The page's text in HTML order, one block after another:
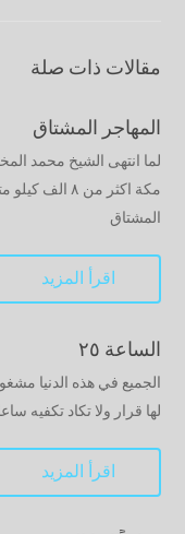
مقالات ذات صلة
المهاجر المشتاق
لما انتهى الشيخ محمد
المشتاق
اقرأ المزيد
الساعة ٢٥
الجميع في هذه الدنيا
لها قرار ولا تكاد تكفيه ساعات
اقرأ المزيد